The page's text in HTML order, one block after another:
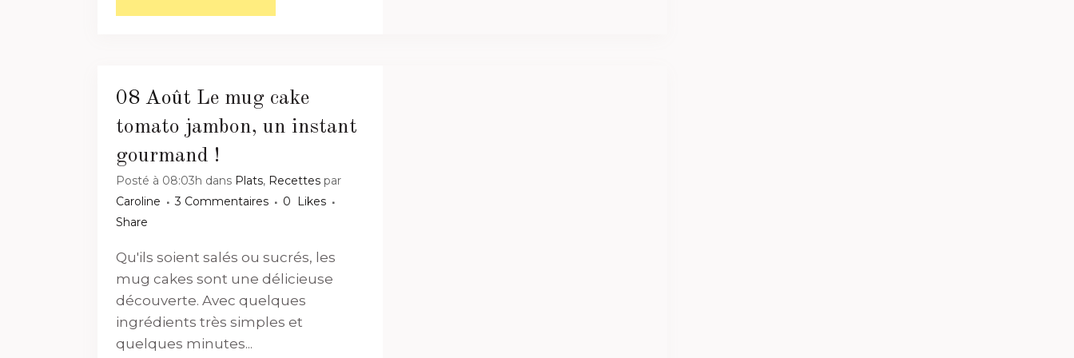
08 Août Le mug cake
tomato jambon, un instant
gourmand !
Posté à 08:03h dans Plats, Recettes par
Caroline
3 Commentaires 0
Likes
Share
Qu'ils soient salés ou sucrés, les
mug cakes sont une délicieuse
découverte. Avec quelques
ingrédients très simples et
quelques minutes...